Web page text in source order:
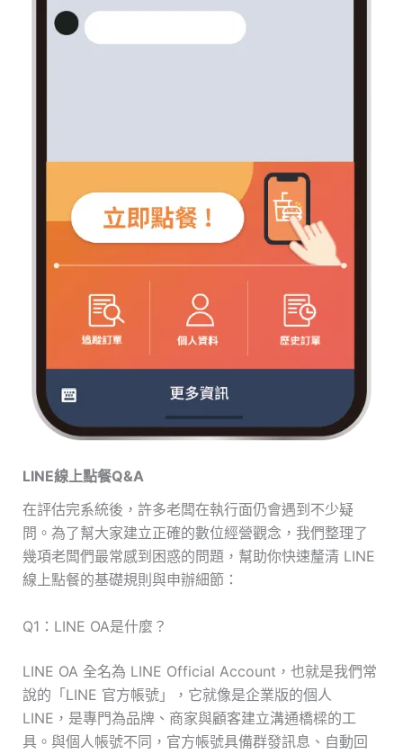
LINE線上點餐Q&A
在評估完系統後，許多老闆在執行面仍會遇到不少疑
問。為了幫大家建立正確的數位經營觀念，我們整理了
幾項老闆們最常感到困惑的問題，幫助你快速釐清 LINE
線上點餐的基礎規則與申辦細節：
Q1：LINE OA是什麼？
LINE OA 全名為 LINE Official Account，也就是我們常
說的「LINE 官方帳號」，它就像是企業版的個人
LINE，是專門為品牌、商家與顧客建立溝通橋樑的工
具。與個人帳號不同，官方帳號具備群發訊息、自動回